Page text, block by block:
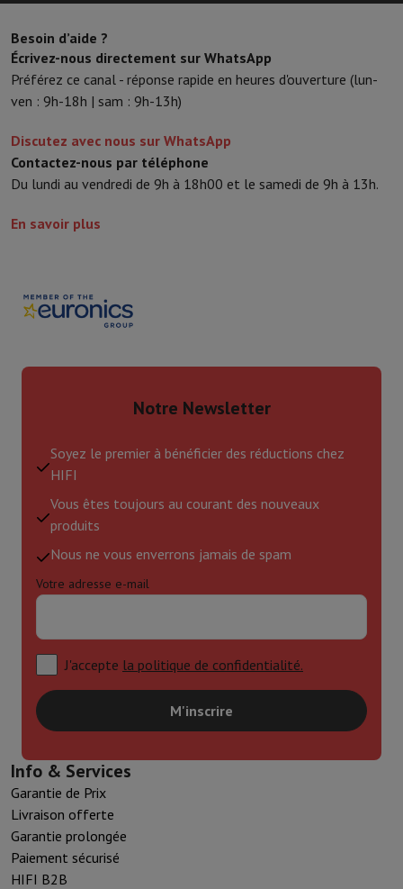
Besoin d’aide ?
Écrivez-nous directement sur WhatsApp
Préférez ce canal - réponse rapide en heures d'ouverture (lun-
ven : 9h-18h | sam : 9h-13h)
Discutez avec nous sur WhatsApp
Contactez-nous par téléphone
Du lundi au vendredi de 9h à 18h00 et le samedi de 9h à 13h.
En savoir plus
Notre Newsletter
Soyez le premier à bénéficier des réductions chez
HIFI
Vous êtes toujours au courant des nouveaux
produits
Nous ne vous enverrons jamais de spam
Votre adresse e-mail
J'accepte la politique de confidentialité.
M'inscrire
Info & Services
Garantie de Prix
Livraison offerte
Garantie prolongée
Paiement sécurisé
HIFI B2B